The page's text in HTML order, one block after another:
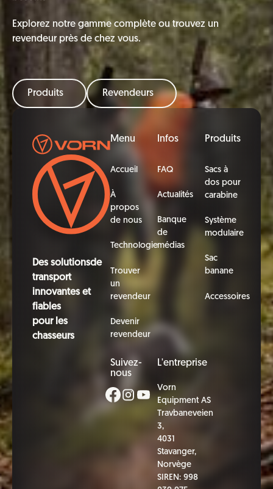
Explorez notre gamme complète ou trouvez un
revendeur près de chez vous.
Produits Revendeurs
Pied de page
Des solutionsde
transport
innovantes et
fiables
pour les
chasseurs
Menu
Accueil
À
propos
de nous
Technologie
Trouver
un
revendeur
Devenir
revendeur
Infos
FAQ
Actualités
Banque
de
médias
Produits
Sacs à
dos pour
carabine
Système
modulaire
Sac
banane
Accessoires
Suivez-
nous
L'entreprise
Vorn
Equipment AS
Travbaneveien
3,
4031
Stavanger,
Norvège
SIREN: 998